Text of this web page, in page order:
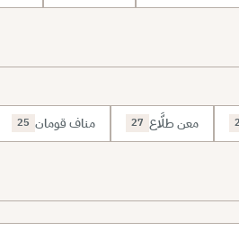
معن طلَّاع 27 مناف قومان 25